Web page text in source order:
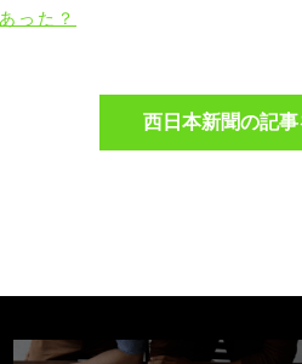
った？
西日本新聞の記